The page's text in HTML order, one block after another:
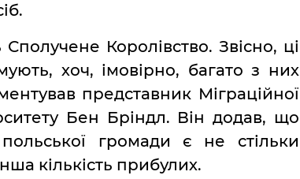
Королівство. Звісно, ці
хоч, імовірно, багато з них
представник Міграційної
Бен Бріндл. Він додав, що
громади є не стільки
кількість прибулих.